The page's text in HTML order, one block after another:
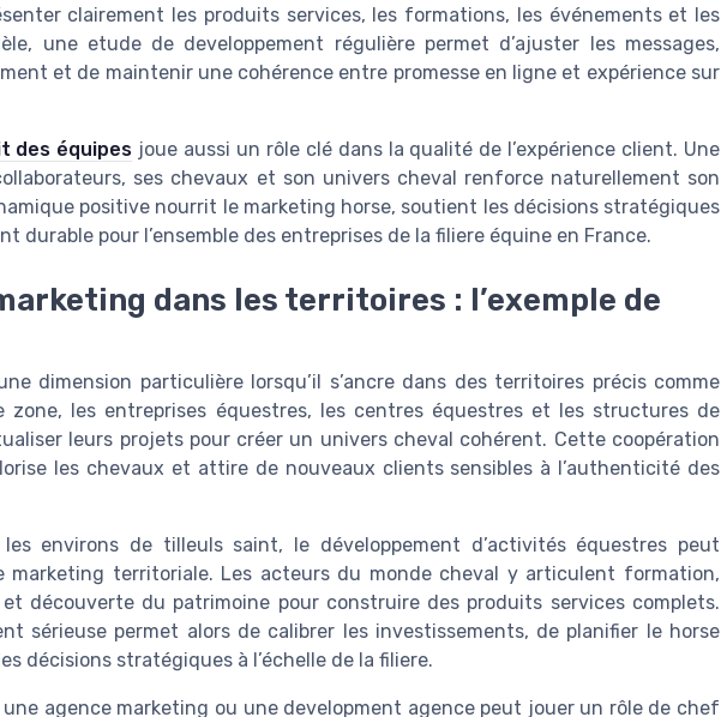
clairement les produits services, les formations, les événements et les
une etude de developpement régulière permet d’ajuster les messages,
et de maintenir une cohérence entre promesse en ligne et expérience sur
des équipes joue aussi un rôle clé dans la qualité de l’expérience client. Une
ses chevaux et son univers cheval renforce naturellement son
positive nourrit le marketing horse, soutient les décisions stratégiques
durable pour l’ensemble des entreprises de la filiere équine en France.
dans les territoires : l’exemple de
dimension particulière lorsqu’il s’ancre dans des territoires précis comme
zone, les entreprises équestres, les centres équestres et les structures de
leurs projets pour créer un univers cheval cohérent. Cette coopération
les chevaux et attire de nouveaux clients sensibles à l’authenticité des
environs de tilleuls saint, le développement d’activités équestres peut
marketing territoriale. Les acteurs du monde cheval y articulent formation,
découverte du patrimoine pour construire des produits services complets.
sérieuse permet alors de calibrer les investissements, de planifier le horse
décisions stratégiques à l’échelle de la filiere.
agence marketing ou une development agence peut jouer un rôle de chef